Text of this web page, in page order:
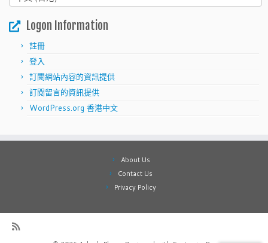
your
languageLogon Information
註冊
登入
訂閱網站內容的資訊提供
訂閱留言的資訊提供
WordPress.org 香港中文
About Us
Contact Us
Privacy Policy